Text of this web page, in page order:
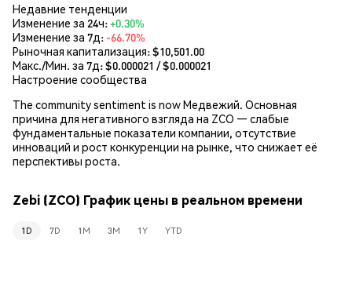
Недавние тенденции
Изменение за 24ч:+0.30%
Изменение за 7д: -66.70%
Рыночная капитализация:$10,501.00
Макс./Мин. за 7д: $0.000021 / $0.000021
Настроение сообщества
The community sentiment is now Медвежий. Основная
причина для негативного взгляда на ZCO — слабые
фундаментальные показатели компании, отсутствие
инноваций и рост конкуренции на рынке, что снижает её
перспективы роста.
Zebi (ZCO) График цены в реальном времени
1D 7D 1M 3M 1Y YTD